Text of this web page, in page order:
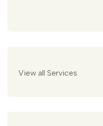
View all Services